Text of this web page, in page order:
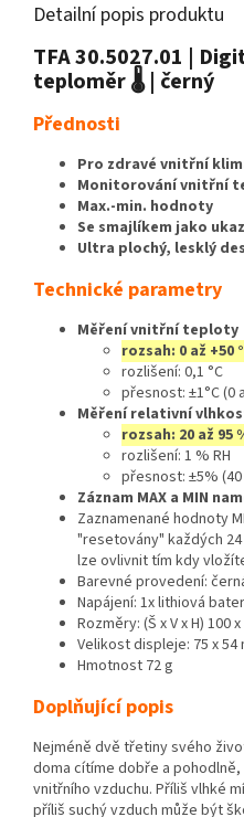
Detailní popis produktu
TFA 30.5027.01 |
teploměr 🌡️ | černý
Přednosti
Pro zdravé vnitřní
Monitorování vnitřní
Max.-min. hodnoty
Se smajlíkem jako
Ultra plochý, lesklý
Technické parametry
Měření vnitřní teploty
rozsah: 0 až +50
rozlišení: 0,1 °C
přesnost: ±1°C (0
Měření relativní
rozsah: 20 až 95
rozlišení: 1 % RH
přesnost: ±5% (40
Záznam MAX a MIN
Zaznamenané hodnoty
"resetovány" každých
lze ovlivnit tím kdy
Barevné provedení:
Napájení: 1x lithiová
Rozměry: (Š x V x H) 100
Velikost displeje: 75 x 54
Hmotnost 72 g
Doplňující popis
Nejméně dvě třetiny svého
doma cítíme dobře a
vnitřního vzduchu. Příliš vlhké
příliš suchý vzduch může být